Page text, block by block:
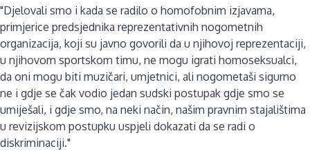
"Djelovali smo i kada se radilo o homofobnim izjavama,
primjerice predsjednika reprezentativnih nogometnih
organizacija, koji su javno govorili da u njihovoj reprezentaciji,
u njihovom sportskom timu, ne mogu igrati homoseksualci,
da oni mogu biti muzičari, umjetnici, ali nogometaši sigurno
ne i gdje se čak vodio jedan sudski postupak gdje smo se
umiješali, i gdje smo, na neki način, našim pravnim stajalištima
u revizijskom postupku uspjeli dokazati da se radi o
diskriminaciji."